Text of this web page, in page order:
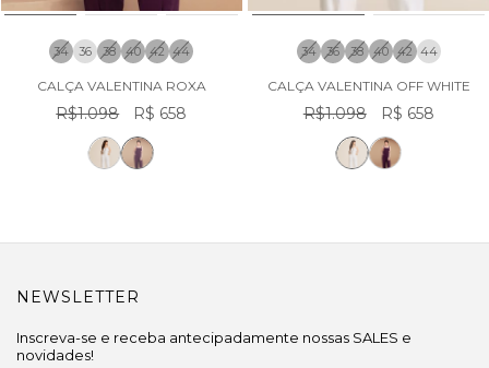
34 36 38 40 42 44
CALÇA VALENTINA ROXA
R$1.098 R$ 658
34 36 38 40 42 44
CALÇA VALENTINA OFF WHITE
R$1.098 R$ 658
NEWSLETTER
Inscreva-se e receba antecipadamente nossas SALES e
novidades!